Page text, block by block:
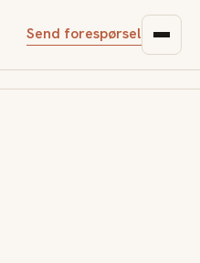
Send forespørsel